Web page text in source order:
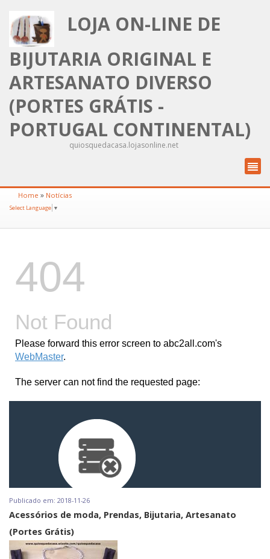
LOJA ON-LINE DE
BIJUTARIA ORIGINAL E
ARTESANATO DIVERSO
(PORTES GRÁTIS -
PORTUGAL CONTINENTAL)
quiosquedacasa.lojasonline.net
Home » Notícias
Select Language ▼
Publicado em: 2018-11-26
Acessórios de moda, Prendas, Bijutaria, Artesanato
(Portes Grátis)